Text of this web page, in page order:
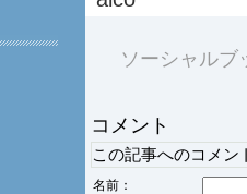
ソーシャルブ
コメント
この記事へのコメン
名前：